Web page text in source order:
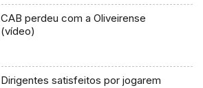
CAB perdeu com a Oliveirense
(vídeo)
Dirigentes satisfeitos por jogarem